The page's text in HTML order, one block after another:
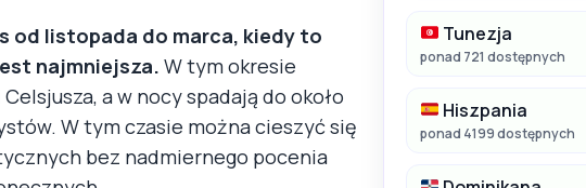
od listopada do marca, kiedy to
najmniejsza. W tym okresie
a w nocy spadają do około
W tym czasie można cieszyć się
bez nadmiernego pocenia
Tunezja
ponad 721 dostępnych
Hiszpania
ponad 4199 dostępnych